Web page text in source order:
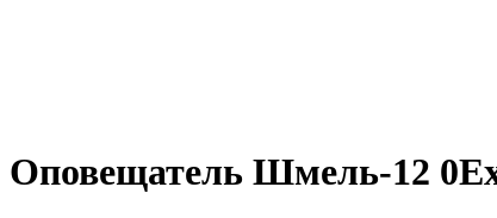
Оповещатель Шмель-12